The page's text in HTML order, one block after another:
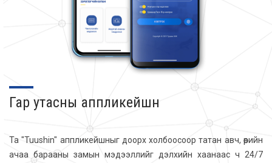
Гар утасны аппликейшн
Та "Tuushin" аппликейшныг доорх холбоосоор татан авч, өөрийн
ачаа барааны замын мэдээллийг дэлхийн хаанаас ч 24/7